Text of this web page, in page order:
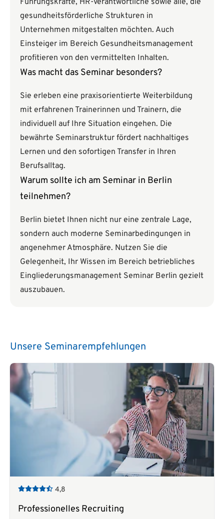
gesundheitsförderliche Strukturen in
Unternehmen mitgestalten möchten. Auch
Einsteiger im Bereich Gesundheitsmanagement
profitieren von den vermittelten Inhalten.
Was macht das Seminar besonders?
Sie erleben eine praxisorientierte Weiterbildung
mit erfahrenen Trainerinnen und Trainern, die
individuell auf Ihre Situation eingehen. Die
bewährte Seminarstruktur fördert nachhaltiges
Lernen und den sofortigen Transfer in Ihren
Berufsalltag.
Warum sollte ich am Seminar in Berlin
teilnehmen?
Berlin bietet Ihnen nicht nur eine zentrale Lage,
sondern auch moderne Seminarbedingungen in
angenehmer Atmosphäre. Nutzen Sie die
Gelegenheit, Ihr Wissen im Bereich betriebliches
Eingliederungsmanagement Seminar Berlin gezielt
auszubauen.
Unsere Seminarempfehlungen
4,8
Professionelles Recruiting